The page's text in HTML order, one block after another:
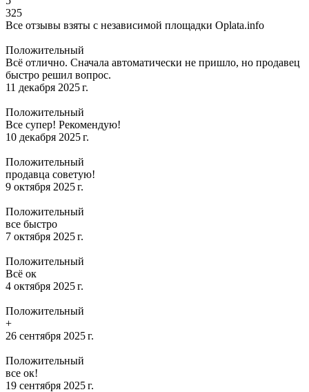
325
Все отзывы взяты с независимой площадки Oplata.info
Положительный
Всё отлично. Сначала автоматически не пришло, но продавец
быстро решил вопрос.
11 декабря 2025 г.
Положительный
Все супер! Рекомендую!
10 декабря 2025 г.
Положительный
продавца советую!
9 октября 2025 г.
Положительный
все быстро
7 октября 2025 г.
Положительный
Всё ок
4 октября 2025 г.
Положительный
+
26 сентября 2025 г.
Положительный
все ок!
19 сентября 2025 г.